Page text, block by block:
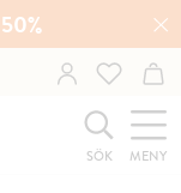
SÖK MENY